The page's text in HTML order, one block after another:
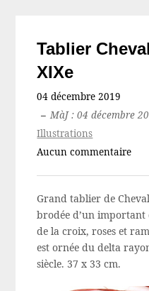
Tablier
XIXe
04 décembre 2019
–MàJ : 04 décembre
Illustrations
Aucun commentaire
Grand tablier de
brodée d’un important
de la croix, roses et
est ornée du delta
siècle. 37 x 33 cm.